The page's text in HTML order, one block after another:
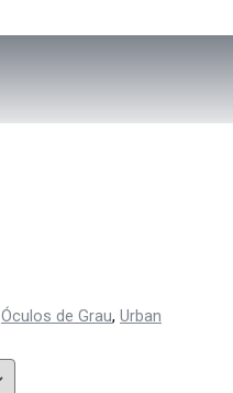
Óculos de Grau, Urban